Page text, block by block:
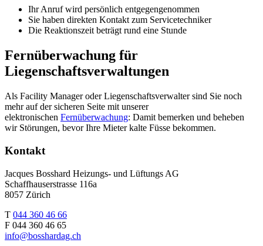
Ihr Anruf wird persönlich entgegengenommen
Sie haben direkten Kontakt zum Servicetechniker
Die Reaktionszeit beträgt rund eine Stunde
Fernüberwachung für
Liegenschaftsverwaltungen
Als Facility Manager oder Liegenschaftsverwalter sind Sie noch
mehr auf der sicheren Seite mit unserer
elektronischen Fernüberwachung: Damit bemerken und beheben
wir Störungen, bevor Ihre Mieter kalte Füsse bekommen.
Kontakt
Jacques Bosshard Heizungs- und Lüftungs AG
Schaffhauserstrasse 116a
8057 Zürich
T 044 360 46 66
F 044 360 46 65
info@bosshardag.ch